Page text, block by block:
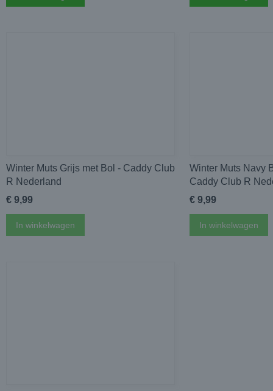
Winter Muts Grijs met Bol - Caddy Club
R Nederland
€ 9,99
In winkelwagen
Winter Muts Navy
Caddy Club R
€ 9,99
In winkelwagen